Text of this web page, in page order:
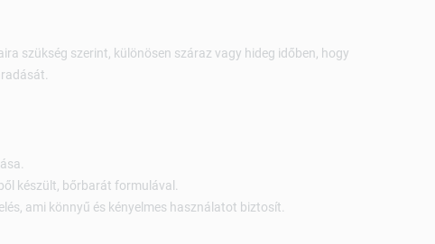
szükség szerint, különösen száraz vagy hideg időben, hogy
készült, bőrbarát formulával.
ami könnyű és kényelmes használatot biztosít.